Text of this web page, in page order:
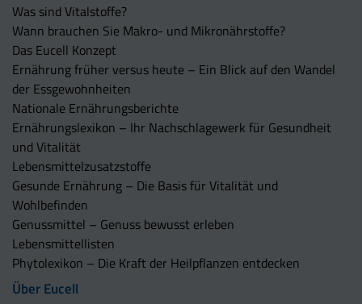
Was sind Vitalstoffe?
Wann brauchen Sie Makro- und Mikronährstoffe?
Das Eucell Konzept
Ernährung früher versus heute – Ein Blick auf den Wandel
der Essgewohnheiten
Nationale Ernährungsberichte
Ernährungslexikon – Ihr Nachschlagewerk für Gesundheit
und Vitalität
Lebensmittelzusatzstoffe
Gesunde Ernährung – Die Basis für Vitalität und
Wohlbefinden
Genussmittel – Genuss bewusst erleben
Lebensmittellisten
Phytolexikon – Die Kraft der Heilpflanzen entdecken
Über Eucell